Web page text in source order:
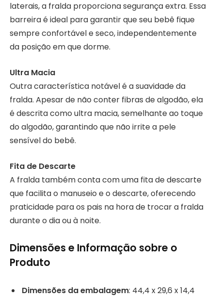
laterais, a fralda proporciona segurança extra. Essa
barreira é ideal para garantir que seu bebê fique
sempre confortável e seco, independentemente
da posição em que dorme.
Ultra Macia
Outra característica notável é a suavidade da
fralda. Apesar de não conter fibras de algodão, ela
é descrita como ultra macia, semelhante ao toque
do algodão, garantindo que não irrite a pele
sensível do bebê.
Fita de Descarte
A fralda também conta com uma fita de descarte
que facilita o manuseio e o descarte, oferecendo
praticidade para os pais na hora de trocar a fralda
durante o dia ou à noite.
Dimensões e Informação sobre o
Produto
Dimensões da embalagem: 44,4 x 29,6 x 14,4